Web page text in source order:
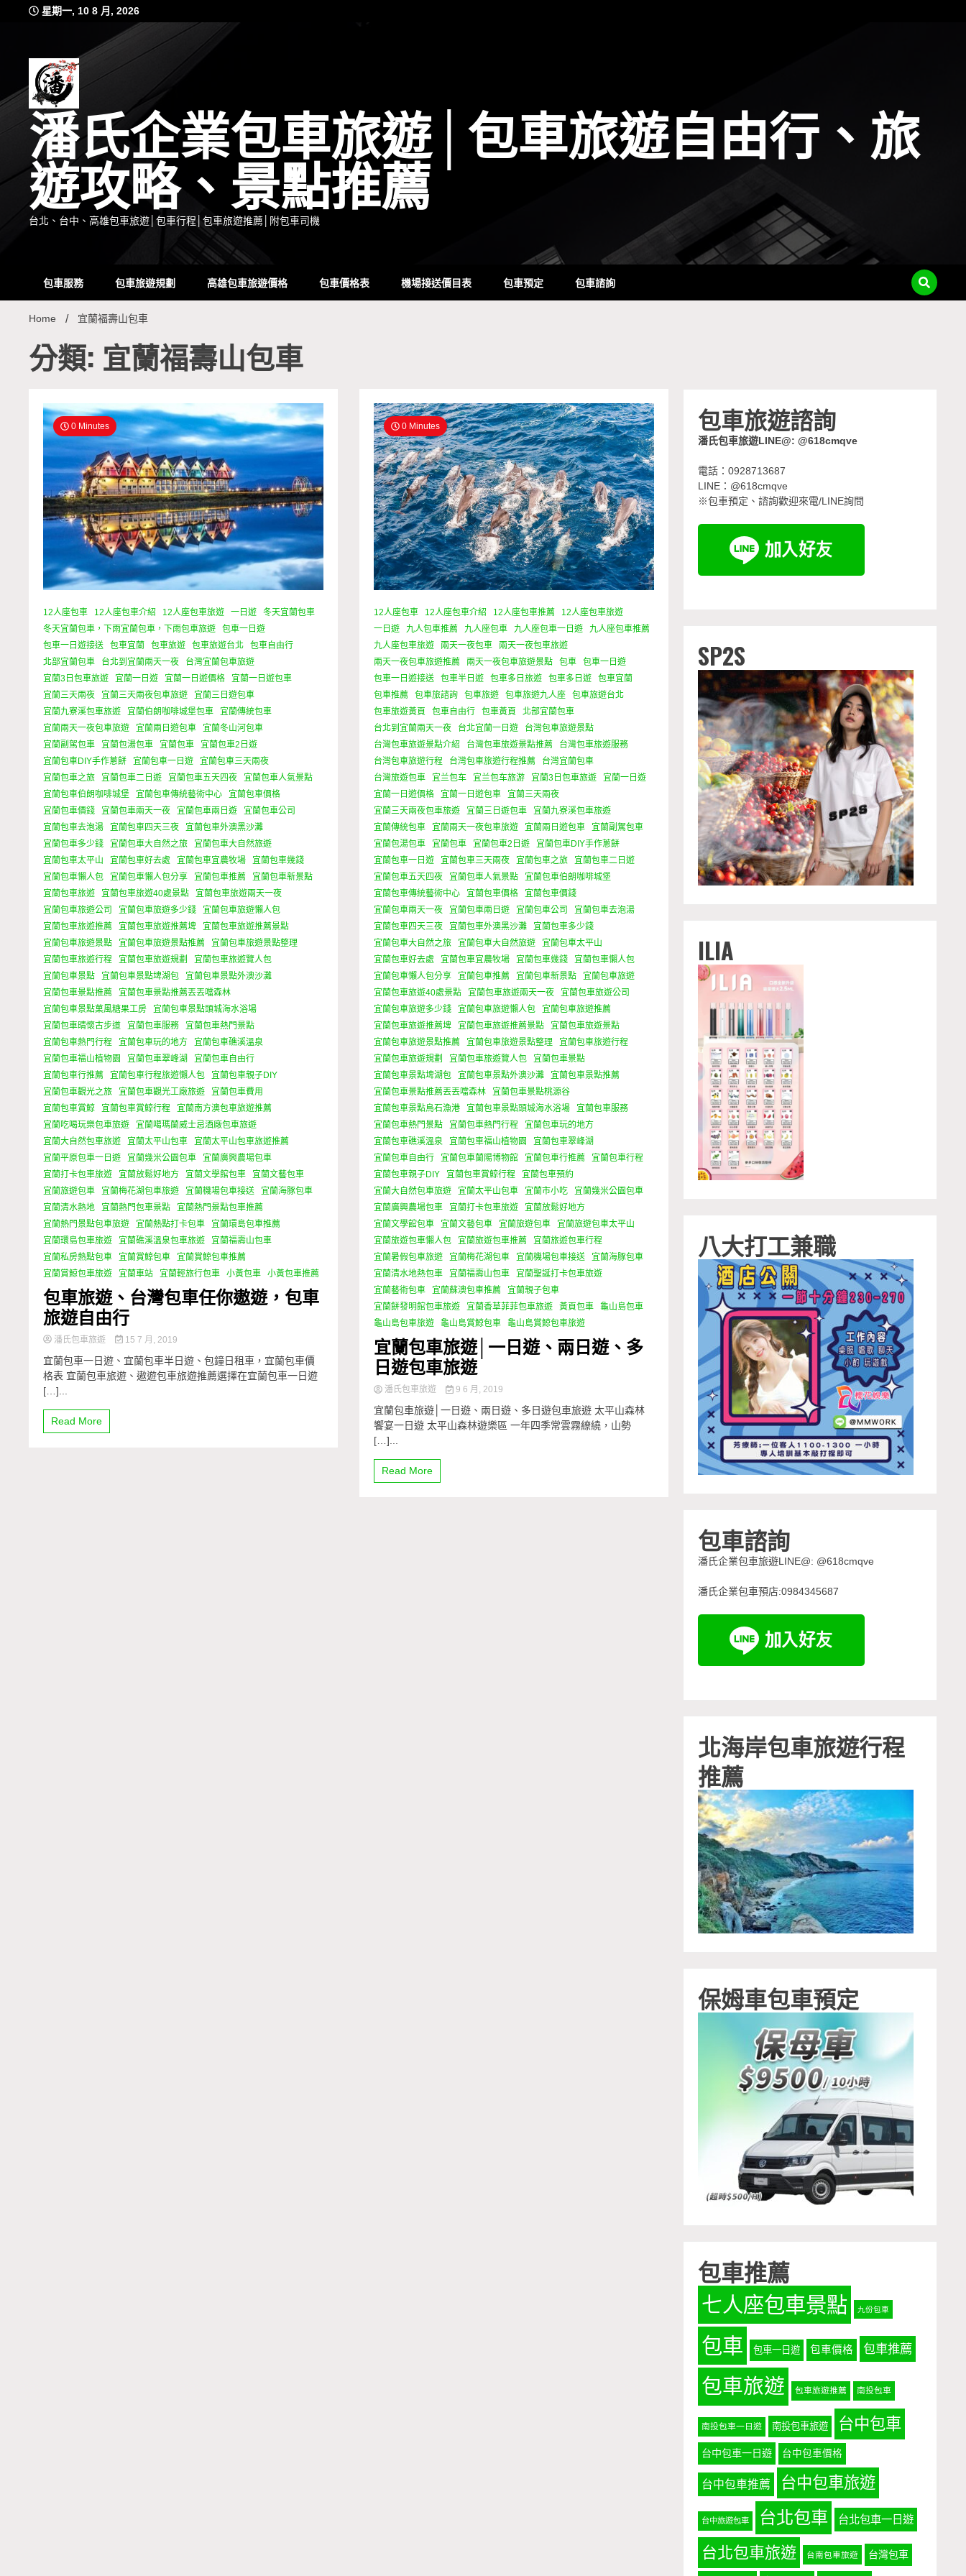
星期一, 10 8 月, 2026
潘氏企業包車旅遊│包車旅遊自由行、旅
遊攻略、景點推薦
台北、台中、高雄包車旅遊│包車行程│包車旅遊推薦│附包車司機
包車服務 包車旅遊規劃 高雄包車旅遊價格 包車價格表 機場接送價目表 包車預定 包車諮詢
Home 宜蘭福壽山包車
分類: 宜蘭福壽山包車
0 Minutes
12人座包車 12人座包車介紹 12人座包車旅遊 一日遊
冬天宜蘭包車
冬天宜蘭包車，下雨宜蘭包車，下雨包車旅遊
包車一日遊
包車一日遊接送
包車宜蘭 包車旅遊 包車旅遊台北
包車自由行
北部宜蘭包車
台北到宜蘭兩天一夜
台灣宜蘭包車旅遊
宜蘭3日包車旅遊
宜蘭一日遊 宜蘭一日遊價格
宜蘭一日遊包車
宜蘭三天兩夜
宜蘭三天兩夜包車旅遊
宜蘭三日遊包車
宜蘭九寮溪包車旅遊
宜蘭伯朗咖啡城堡包車
宜蘭傳統包車
宜蘭兩天一夜包車旅遊
宜蘭兩日遊包車
宜蘭冬山河包車
宜蘭副駕包車
宜蘭包湯包車 宜蘭包車
宜蘭包車2日遊
宜蘭包車DIY手作蔥餅
宜蘭包車一日遊
宜蘭包車三天兩夜
宜蘭包車之旅
宜蘭包車二日遊 宜蘭包車五天四夜
宜蘭包車人氣景點
宜蘭包車伯朗咖啡城堡
宜蘭包車傳統藝術中心
宜蘭包車價格
宜蘭包車價錢
宜蘭包車兩天一夜 宜蘭包車兩日遊
宜蘭包車公司
宜蘭包車去泡湯
宜蘭包車四天三夜
宜蘭包車外澳黑沙灘
宜蘭包車多少錢
宜蘭包車大自然之旅
宜蘭包車大自然旅遊
宜蘭包車太平山
宜蘭包車好去處 宜蘭包車宜農牧場
宜蘭包車幾錢
宜蘭包車懶人包
宜蘭包車懶人包分享 宜蘭包車推薦
宜蘭包車新景點
宜蘭包車旅遊
宜蘭包車旅遊40處景點
宜蘭包車旅遊兩天一夜
宜蘭包車旅遊公司
宜蘭包車旅遊多少錢
宜蘭包車旅遊懶人包
宜蘭包車旅遊推薦
宜蘭包車旅遊推薦埤
宜蘭包車旅遊推薦景點
宜蘭包車旅遊景點
宜蘭包車旅遊景點推薦
宜蘭包車旅遊景點整理
宜蘭包車旅遊行程
宜蘭包車旅遊規劃
宜蘭包車旅遊覽人包
宜蘭包車景點
宜蘭包車景點埤湖包
宜蘭包車景點外澳沙灘
宜蘭包車景點推薦
宜蘭包車景點推薦丟丟噹森林
宜蘭包車景點菓風糖果工房
宜蘭包車景點頭城海水浴場
宜蘭包車晴懷古步道
宜蘭包車服務
宜蘭包車熱門景點
宜蘭包車熱門行程
宜蘭包車玩的地方
宜蘭包車礁溪溫泉
宜蘭包車福山植物園
宜蘭包車翠峰湖
宜蘭包車自由行
宜蘭包車行推薦
宜蘭包車行程旅遊懶人包
宜蘭包車親子DIY
宜蘭包車觀光之旅
宜蘭包車觀光工廠旅遊
宜蘭包車費用
宜蘭包車賞鯨
宜蘭包車賞鯨行程
宜蘭南方澳包車旅遊推薦
宜蘭吃喝玩樂包車旅遊
宜蘭噶瑪蘭威士忌酒廠包車旅遊
宜蘭大自然包車旅遊
宜蘭太平山包車
宜蘭太平山包車旅遊推薦
宜蘭平原包車一日遊
宜蘭幾米公園包車
宜蘭廣興農場包車
宜蘭打卡包車旅遊
宜蘭放鬆好地方 宜蘭文學館包車
宜蘭文藝包車
宜蘭旅遊包車
宜蘭梅花湖包車旅遊 宜蘭機場包車接送
宜蘭海豚包車
宜蘭清水熱地
宜蘭熱門包車景點
宜蘭熱門景點包車推薦
宜蘭熱門景點包車旅遊
宜蘭熱點打卡包車
宜蘭環島包車推薦
宜蘭環島包車旅遊
宜蘭礁溪溫泉包車旅遊
宜蘭福壽山包車
宜蘭私房熱點包車
宜蘭賞鯨包車
宜蘭賞鯨包車推薦
宜蘭賞鯨包車旅遊
宜蘭車站 宜蘭輕旅行包車 小黃包車 小黃包車推薦
包車旅遊、台灣包車任你遨遊，包車
旅遊自由行
潘氏包車旅遊 15 7 月, 2019
宜蘭包車一日遊、宜蘭包車半日遊、包鐘日租車，宜蘭包車價
格表 宜蘭包車旅遊、遨遊包車旅遊推薦選擇在宜蘭包車一日遊
[…]...
Read More
0 Minutes
12人座包車 12人座包車介紹 12人座包車推薦
12人座包車旅遊
一日遊
九人包車推薦 九人座包車 九人座包車一日遊
九人座包車推薦
九人座包車旅遊
兩天一夜包車
兩天一夜包車旅遊
兩天一夜包車旅遊推薦
兩天一夜包車旅遊景點 包車
包車一日遊
包車一日遊接送
包車半日遊 包車多日旅遊 包車多日遊
包車宜蘭
包車推薦
包車旅諮詢 包車旅遊 包車旅遊九人座
包車旅遊台北
包車旅遊黃頁
包車自由行 包車黃頁
北部宜蘭包車
台北到宜蘭兩天一夜
台北宜蘭一日遊
台灣包車旅遊景點
台灣包車旅遊景點介紹
台灣包車旅遊景點推薦
台灣包車旅遊服務
台灣包車旅遊行程
台灣包車旅遊行程推薦
台灣宜蘭包車
台灣旅遊包車
宜兰包车 宜兰包车旅游 宜蘭3日包車旅遊
宜蘭一日遊
宜蘭一日遊價格
宜蘭一日遊包車
宜蘭三天兩夜
宜蘭三天兩夜包車旅遊
宜蘭三日遊包車
宜蘭九寮溪包車旅遊
宜蘭傳統包車
宜蘭兩天一夜包車旅遊 宜蘭兩日遊包車
宜蘭副駕包車
宜蘭包湯包車
宜蘭包車 宜蘭包車2日遊
宜蘭包車DIY手作蔥餅
宜蘭包車一日遊
宜蘭包車三天兩夜 宜蘭包車之旅
宜蘭包車二日遊
宜蘭包車五天四夜
宜蘭包車人氣景點
宜蘭包車伯朗咖啡城堡
宜蘭包車傳統藝術中心
宜蘭包車價格
宜蘭包車價錢
宜蘭包車兩天一夜
宜蘭包車兩日遊 宜蘭包車公司
宜蘭包車去泡湯
宜蘭包車四天三夜
宜蘭包車外澳黑沙灘
宜蘭包車多少錢
宜蘭包車大自然之旅
宜蘭包車大自然旅遊
宜蘭包車太平山
宜蘭包車好去處
宜蘭包車宜農牧場 宜蘭包車幾錢
宜蘭包車懶人包
宜蘭包車懶人包分享
宜蘭包車推薦 宜蘭包車新景點
宜蘭包車旅遊
宜蘭包車旅遊40處景點
宜蘭包車旅遊兩天一夜
宜蘭包車旅遊公司
宜蘭包車旅遊多少錢
宜蘭包車旅遊懶人包
宜蘭包車旅遊推薦
宜蘭包車旅遊推薦埤
宜蘭包車旅遊推薦景點
宜蘭包車旅遊景點
宜蘭包車旅遊景點推薦
宜蘭包車旅遊景點整理
宜蘭包車旅遊行程
宜蘭包車旅遊規劃
宜蘭包車旅遊覽人包
宜蘭包車景點
宜蘭包車景點埤湖包
宜蘭包車景點外澳沙灘
宜蘭包車景點推薦
宜蘭包車景點推薦丟丟噹森林
宜蘭包車景點桃源谷
宜蘭包車景點烏石漁港
宜蘭包車景點頭城海水浴場
宜蘭包車服務
宜蘭包車熱門景點
宜蘭包車熱門行程
宜蘭包車玩的地方
宜蘭包車礁溪溫泉
宜蘭包車福山植物園
宜蘭包車翠峰湖
宜蘭包車自由行
宜蘭包車蘭陽博物館 宜蘭包車行推薦
宜蘭包車行程
宜蘭包車親子DIY
宜蘭包車賞鯨行程
宜蘭包車預約
宜蘭大自然包車旅遊
宜蘭太平山包車 宜蘭市小吃
宜蘭幾米公園包車
宜蘭廣興農場包車
宜蘭打卡包車旅遊
宜蘭放鬆好地方
宜蘭文學館包車
宜蘭文藝包車 宜蘭旅遊包車
宜蘭旅遊包車太平山
宜蘭旅遊包車懶人包
宜蘭旅遊包車推薦
宜蘭旅遊包車行程
宜蘭暑假包車旅遊
宜蘭梅花湖包車 宜蘭機場包車接送
宜蘭海豚包車
宜蘭清水地熱包車
宜蘭福壽山包車
宜蘭聖誕打卡包車旅遊
宜蘭藝術包車
宜蘭蘇澳包車推薦
宜蘭親子包車
宜蘭餅發明館包車旅遊
宜蘭香草菲菲包車旅遊 黃頁包車
龜山島包車
龜山島包車旅遊
龜山島賞鯨包車 龜山島賞鯨包車旅遊
宜蘭包車旅遊│一日遊、兩日遊、多
日遊包車旅遊
潘氏包車旅遊 9 6 月, 2019
宜蘭包車旅遊│一日遊、兩日遊、多日遊包車旅遊 太平山森林
饗宴一日遊 太平山森林遊樂區 一年四季常雲霧繚繞，山勢
[…]...
Read More
包車旅遊諮詢
潘氏包車旅遊LINE@: @618cmqve
電話：0928713687
LINE：@618cmqve
※包車預定、諮詢歡迎來電/LINE詢問
SP2S
ILIA
八大打工兼職
包車諮詢
潘氏企業包車旅遊LINE@: @618cmqve
潘氏企業包車預店:0984345687
北海岸包車旅遊行程
推薦
保姆車包車預定
包車推薦
七人座包車景點 九份包車
包車 包車一日遊 包車價格 包車推薦
包車旅遊 包車旅遊推薦 南投包車
南投包車一日遊 南投包車旅遊 台中包車
台中包車一日遊 台中包車價格
台中包車推薦 台中包車旅遊
台中旅遊包車 台北包車 台北包車一日遊
台北包車旅遊 台南包車旅遊 台灣包車